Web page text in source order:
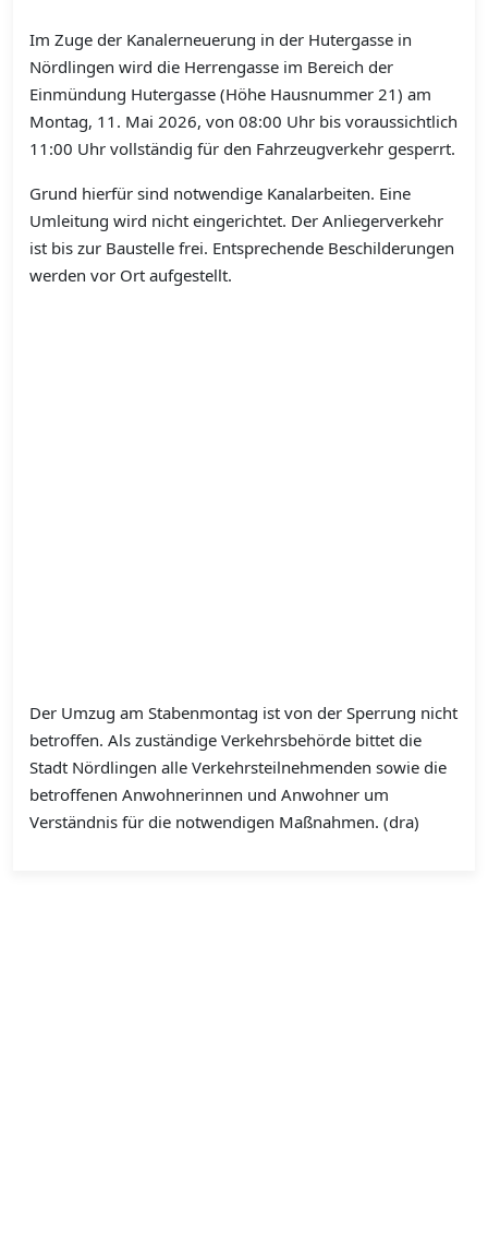
Im Zuge der Kanalerneuerung in der Hutergasse in
Nördlingen wird die Herrengasse im Bereich der
Einmündung Hutergasse (Höhe Hausnummer 21) am
Montag, 11. Mai 2026, von 08:00 Uhr bis voraussichtlich
11:00 Uhr vollständig für den Fahrzeugverkehr gesperrt.
Grund hierfür sind notwendige Kanalarbeiten. Eine
Umleitung wird nicht eingerichtet. Der Anliegerverkehr
ist bis zur Baustelle frei. Entsprechende Beschilderungen
werden vor Ort aufgestellt.
Der Umzug am Stabenmontag ist von der Sperrung nicht
betroffen. Als zuständige Verkehrsbehörde bittet die
Stadt Nördlingen alle Verkehrsteilnehmenden sowie die
betroffenen Anwohnerinnen und Anwohner um
Verständnis für die notwendigen Maßnahmen. (dra)